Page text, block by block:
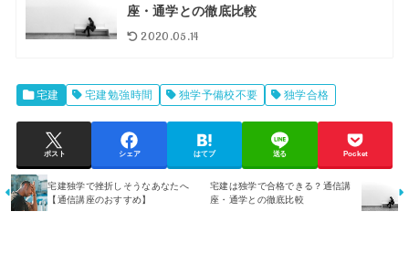
座・通学との徹底比較
2020.05.14
宅建 宅建勉強時間 独学予備校不要 独学合格
ポスト シェア はてブ 送る Pocket
宅建独学で挫折しそうなあなたへ
【通信講座のおすすめ】
宅建は独学で合格できる？通信講
座・通学との徹底比較